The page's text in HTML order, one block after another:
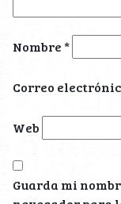
Nombre*
Correo
Web
Guarda mi